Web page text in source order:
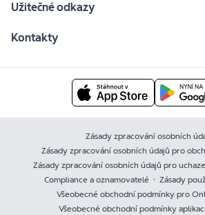
Užitečné odkazy
Kontakty
Zásady zpracování osobních
Zásady zpracování osobních údajů pro
Zásady zpracování osobních údajů pro
Compliance a oznamovatelé
Zásady
Všeobecné obchodní podmínky pro
Všeobecné obchodní podmínky